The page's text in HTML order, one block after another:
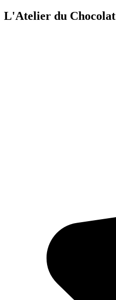
L'Atelier du Chocolat